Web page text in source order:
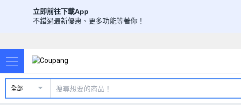
立即前往下載App
不錯過最新優惠、更多功能等著你！
全部